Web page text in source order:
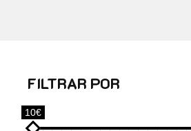
FILTRAR POR
10€